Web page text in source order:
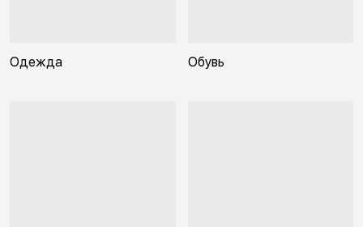
Одежда Обувь